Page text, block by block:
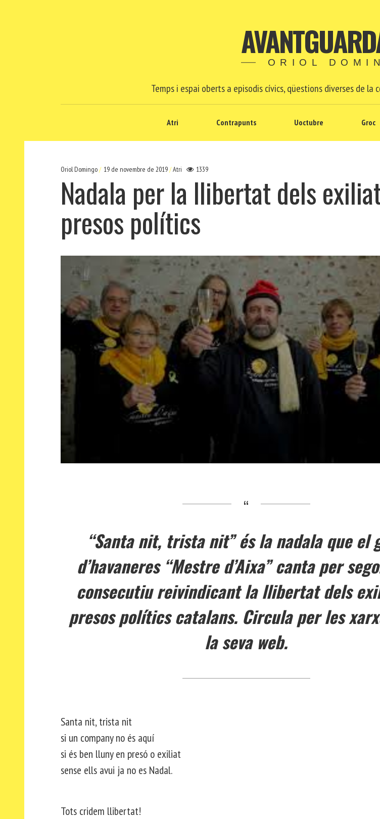
ORIOL
Temps i espai oberts a episodis cívics, qüestions diverses de
Atri Contrapunts Uoctubre Groc
Oriol Domingo 19 de novembre de 2019 Atri 1339
Nadala per la llibertat dels
presos polítics
“Santa nit, trista nit” és la nadala que el
d’havaneres “Mestre d’Aixa” canta per
consecutiu reivindicant la llibertat dels
presos polítics catalans. Circula per les
la seva web.
Santa nit, trista nit
si un company no és aquí
si és ben lluny en presó o exiliat
sense ells avui ja no es Nadal.
Tots cridem llibertat!